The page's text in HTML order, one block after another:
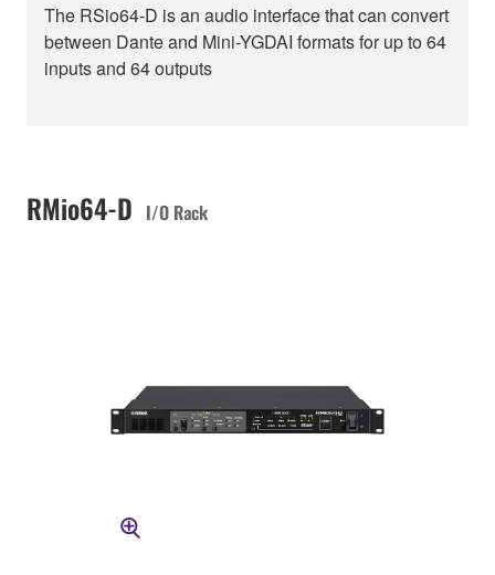
The RSio64-D is an audio interface that can convert
between Dante and Mini-YGDAI formats for up to 64
inputs and 64 outputs
RMio64-D I/O Rack